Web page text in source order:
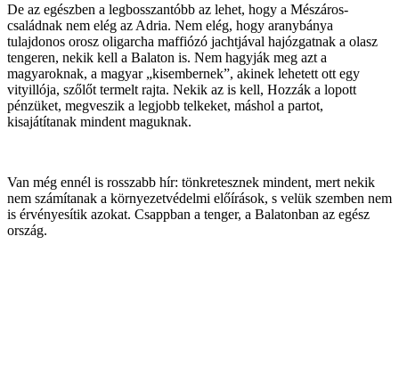
De az egészben a legbosszantóbb az lehet, hogy a Mészáros-
családnak nem elég az Adria. Nem elég, hogy aranybánya
tulajdonos orosz oligarcha maffiózó jachtjával hajózgatnak a olasz
tengeren, nekik kell a Balaton is. Nem hagyják meg azt a
magyaroknak, a magyar „kisembernek”, akinek lehetett ott egy
vityillója, szőlőt termelt rajta. Nekik az is kell, Hozzák a lopott
pénzüket, megveszik a legjobb telkeket, máshol a partot,
kisajátítanak mindent maguknak.
Van még ennél is rosszabb hír: tönkretesznek mindent, mert nekik
nem számítanak a környezetvédelmi előírások, s velük szemben nem
is érvényesítik azokat. Csappban a tenger, a Balatonban az egész
ország.